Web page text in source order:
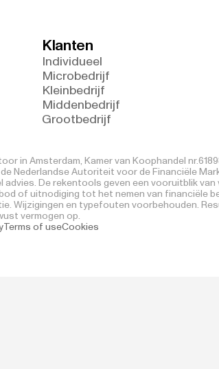
Klanten
Individueel
Microbedrijf
Kleinbedrijf
Middenbedrijf
Grootbedrijf
in Amsterdam, Kamer van Koophandel
Nederlandse Autoriteit voor de Financiële
De rekentools geven een vooruitblik
of uitnodiging tot het nemen van financiële
Wijzigingen en typefouten voorbehouden.
vermogen op.
Terms of useCookies